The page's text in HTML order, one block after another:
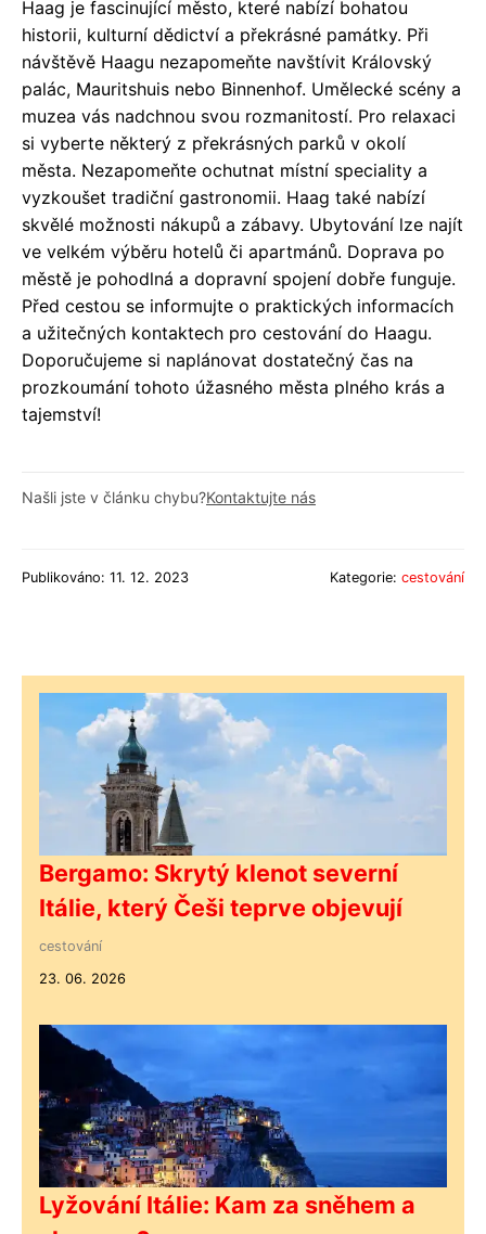
Haag je fascinující město, které nabízí bohatou
historii, kulturní dědictví a překrásné památky. Při
návštěvě Haagu nezapomeňte navštívit Královský
palác, Mauritshuis nebo Binnenhof. Umělecké scény a
muzea vás nadchnou svou rozmanitostí. Pro relaxaci
si vyberte některý z překrásných parků v okolí
města. Nezapomeňte ochutnat místní speciality a
vyzkoušet tradiční gastronomii. Haag také nabízí
skvělé možnosti nákupů a zábavy. Ubytování lze najít
ve velkém výběru hotelů či apartmánů. Doprava po
městě je pohodlná a dopravní spojení dobře funguje.
Před cestou se informujte o praktických informacích
a užitečných kontaktech pro cestování do Haagu.
Doporučujeme si naplánovat dostatečný čas na
prozkoumání tohoto úžasného města plného krás a
tajemství!
Našli jste v článku chybu?Kontaktujte nás
Publikováno: 11. 12. 2023 Kategorie: cestování
Bergamo: Skrytý klenot severní
Itálie, který Češi teprve objevují
cestování
23. 06. 2026
Lyžování Itálie: Kam za sněhem a